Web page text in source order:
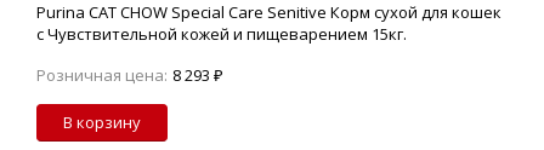
Purina CAT CHOW Special Care Senitive Корм сухой для кошек
с Чувствительной кожей и пищеварением 15кг.
Розничная цена: 8 293 ₽
В корзину